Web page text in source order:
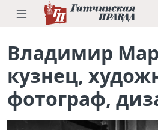
Владимир
кузнец,
фотограф,